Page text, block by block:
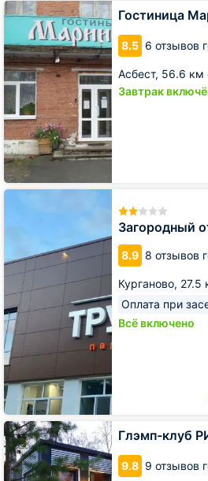
Гостиница
8.5 6 отзывов
Асбест, 56.6 км
Завтрак
Гостиница
Мариинский
Загородный
8.9 8 отзывов
Курганово, 27.5
Оплата при
Всё включено
Загородный
Глэмп-клуб
9.8 9 отзывов
Глэмп-
клуб
РИВЕР-
ПАРК